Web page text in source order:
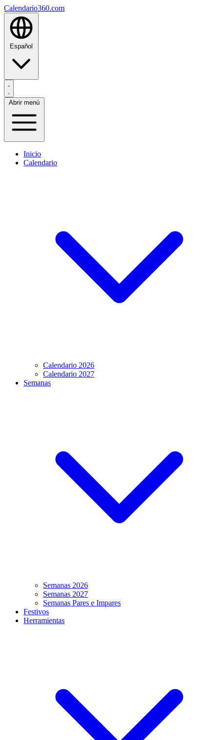
Calendario360.com
Español
Abrir menú
Inicio
Calendario
Calendario 2026
Calendario 2027
Semanas
Semanas 2026
Semanas 2027
Semanas Pares e Impares
Festivos
Herramientas